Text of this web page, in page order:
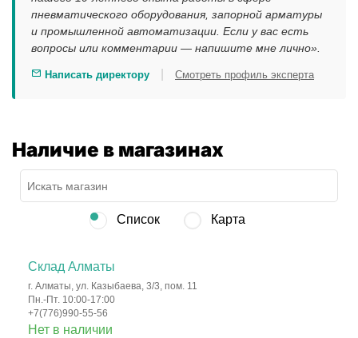
пневматического оборудования, запорной арматуры
и промышленной автоматизации. Если у вас есть
вопросы или комментарии — напишите мне лично».
Написать директору Смотреть профиль эксперта
Наличие в магазинах
Список Карта
Склад Алматы
г. Алматы, ул. Казыбаева, 3/3, пом. 11
Пн.-Пт. 10:00-17:00
+7(776)990-55-56
Нет в наличии